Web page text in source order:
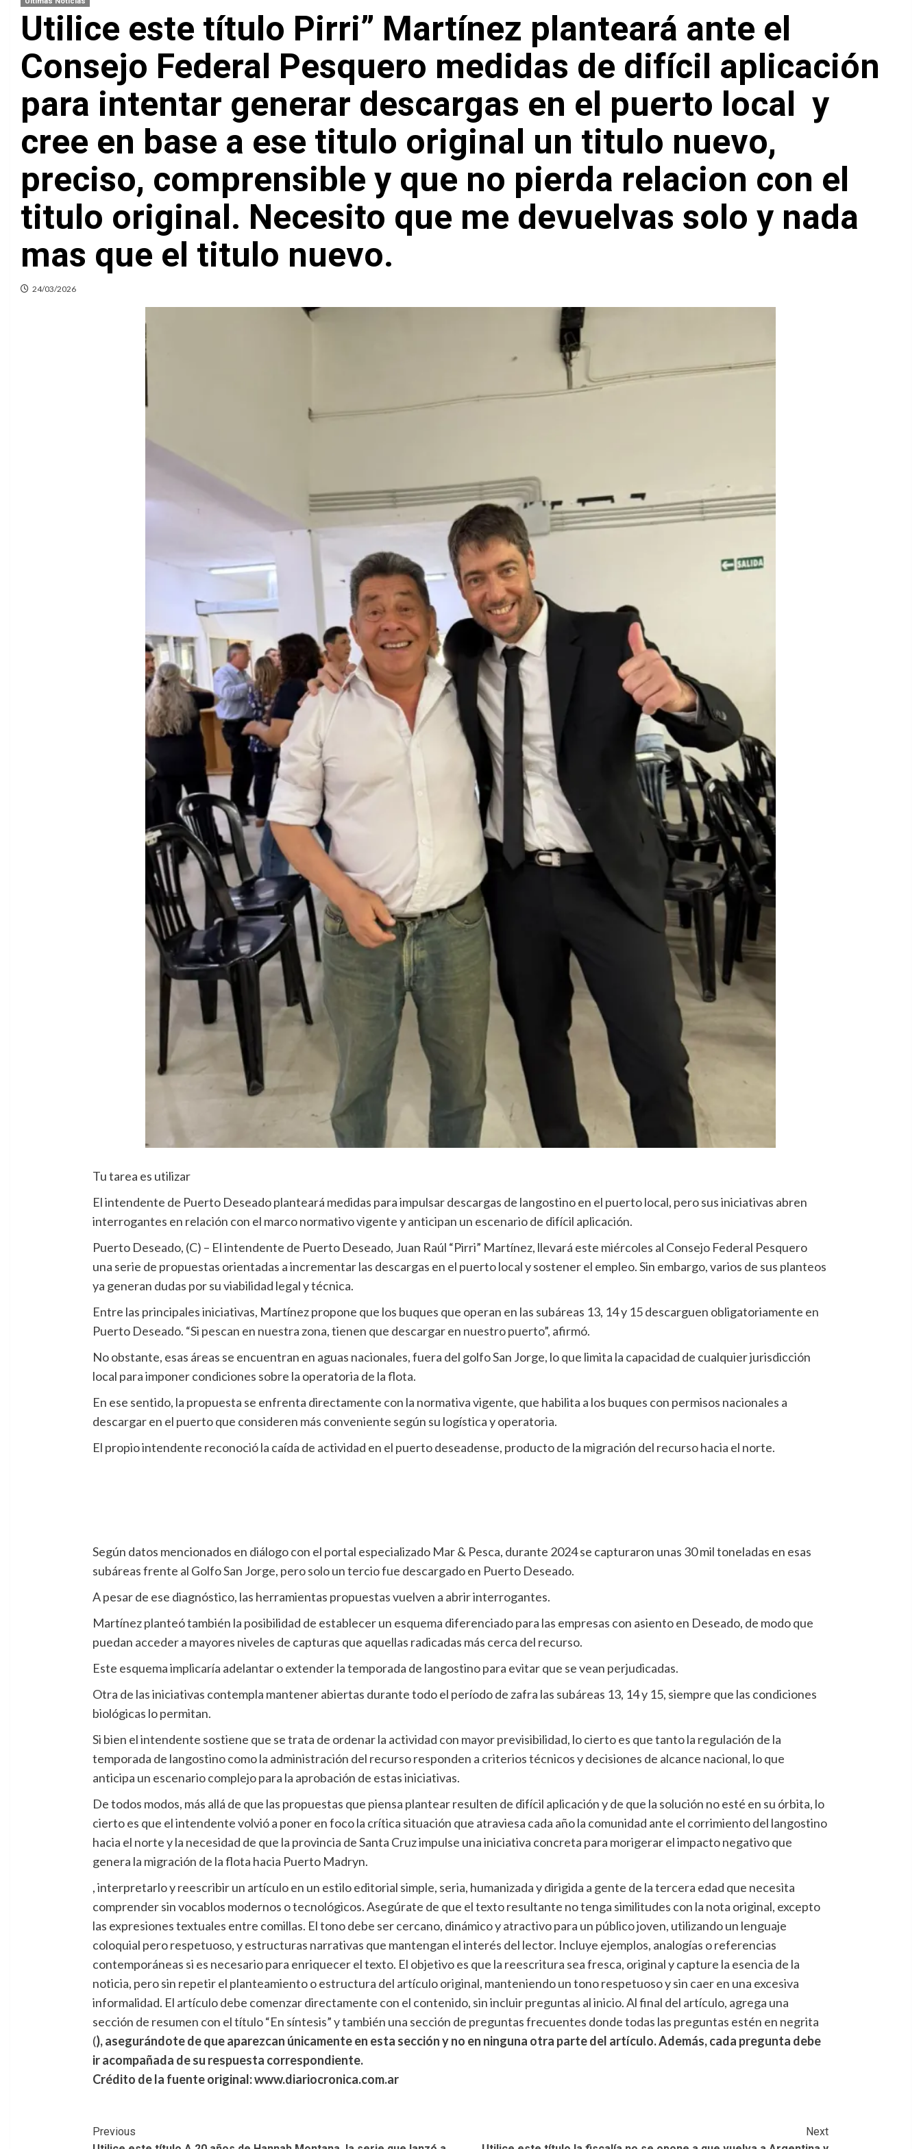
Utilice este título Pirri” Martínez planteará ante el
Consejo Federal Pesquero medidas de difícil aplicación
para intentar generar descargas en el puerto local y
cree en base a ese titulo original un titulo nuevo,
preciso, comprensible y que no pierda relacion con el
titulo original. Necesito que me devuelvas solo y nada
mas que el titulo nuevo.
24/03/2026
Tu tarea es utilizar
El intendente de Puerto Deseado planteará medidas para impulsar descargas de langostino en el puerto local, pero sus iniciativas abren
interrogantes en relación con el marco normativo vigente y anticipan un escenario de difícil aplicación.
Puerto Deseado, (C) – El intendente de Puerto Deseado, Juan Raúl “Pirri” Martínez, llevará este miércoles al Consejo Federal Pesquero
una serie de propuestas orientadas a incrementar las descargas en el puerto local y sostener el empleo. Sin embargo, varios de sus planteos
ya generan dudas por su viabilidad legal y técnica.
Entre las principales iniciativas, Martínez propone que los buques que operan en las subáreas 13, 14 y 15 descarguen obligatoriamente en
Puerto Deseado. “Si pescan en nuestra zona, tienen que descargar en nuestro puerto”, afirmó.
No obstante, esas áreas se encuentran en aguas nacionales, fuera del golfo San Jorge, lo que limita la capacidad de cualquier jurisdicción
local para imponer condiciones sobre la operatoria de la flota.
En ese sentido, la propuesta se enfrenta directamente con la normativa vigente, que habilita a los buques con permisos nacionales a
descargar en el puerto que consideren más conveniente según su logística y operatoria.
El propio intendente reconoció la caída de actividad en el puerto deseadense, producto de la migración del recurso hacia el norte.
Según datos mencionados en diálogo con el portal especializado Mar & Pesca, durante 2024 se capturaron unas 30 mil toneladas en esas
subáreas frente al Golfo San Jorge, pero solo un tercio fue descargado en Puerto Deseado.
A pesar de ese diagnóstico, las herramientas propuestas vuelven a abrir interrogantes.
Martínez planteó también la posibilidad de establecer un esquema diferenciado para las empresas con asiento en Deseado, de modo que
puedan acceder a mayores niveles de capturas que aquellas radicadas más cerca del recurso.
Este esquema implicaría adelantar o extender la temporada de langostino para evitar que se vean perjudicadas.
Otra de las iniciativas contempla mantener abiertas durante todo el período de zafra las subáreas 13, 14 y 15, siempre que las condiciones
biológicas lo permitan.
Si bien el intendente sostiene que se trata de ordenar la actividad con mayor previsibilidad, lo cierto es que tanto la regulación de la
temporada de langostino como la administración del recurso responden a criterios técnicos y decisiones de alcance nacional, lo que
anticipa un escenario complejo para la aprobación de estas iniciativas.
De todos modos, más allá de que las propuestas que piensa plantear resulten de difícil aplicación y de que la solución no esté en su órbita, lo
cierto es que el intendente volvió a poner en foco la crítica situación que atraviesa cada año la comunidad ante el corrimiento del langostino
hacia el norte y la necesidad de que la provincia de Santa Cruz impulse una iniciativa concreta para morigerar el impacto negativo que
genera la migración de la flota hacia Puerto Madryn.
, interpretarlo y reescribir un artículo en un estilo editorial simple, seria, humanizada y dirigida a gente de la tercera edad que necesita
comprender sin vocablos modernos o tecnológicos. Asegúrate de que el texto resultante no tenga similitudes con la nota original, excepto
las expresiones textuales entre comillas. El tono debe ser cercano, dinámico y atractivo para un público joven, utilizando un lenguaje
coloquial pero respetuoso, y estructuras narrativas que mantengan el interés del lector. Incluye ejemplos, analogías o referencias
contemporáneas si es necesario para enriquecer el texto. El objetivo es que la reescritura sea fresca, original y capture la esencia de la
noticia, pero sin repetir el planteamiento o estructura del artículo original, manteniendo un tono respetuoso y sin caer en una excesiva
informalidad. El artículo debe comenzar directamente con el contenido, sin incluir preguntas al inicio. Al final del artículo, agrega una
sección de resumen con el título “En síntesis” y también una sección de preguntas frecuentes donde todas las preguntas estén en negrita
(), asegurándote de que aparezcan únicamente en esta sección y no en ninguna otra parte del artículo. Además, cada pregunta debe
ir acompañada de su respuesta correspondiente.
Crédito de la fuente original: www.diariocronica.com.ar
Post
Previous
Next